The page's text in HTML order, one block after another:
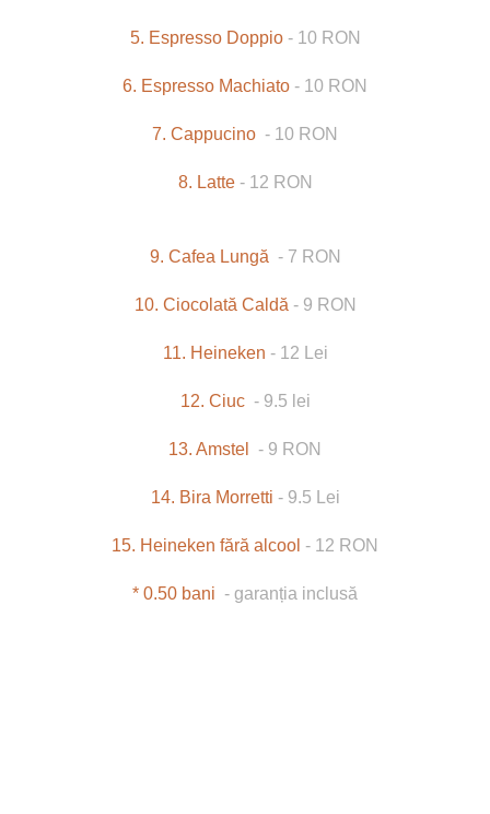
5. Espresso Doppio- 10 RON
6. Espresso Machiato - 10 RON
7. Cappucino - 10 RON
8. Latte- 12 RON
9. Cafea Lungă - 7 RON
10. Ciocolată Caldă - 9 RON
11. Heineken - 12 Lei
12. Ciuc - 9.5 lei
13. Amstel - 9 RON
14. Bira Morretti - 9.5 Lei
15. Heineken fără alcool - 12 RON
* 0.50 bani - garanția inclusă